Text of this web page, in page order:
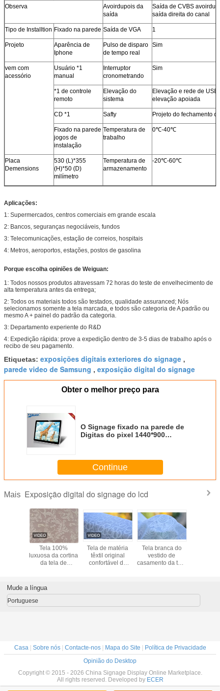
Observa
Avoirdupois da
saída
Saída de CVBS
saída direita do canal
Tipo de Installtion Fixado na parede Saída de VGA 1
Projeto
Aparência de
Iphone
Pulso de disparo
de tempo real
Sim
vem com
acessório
Usuário *1
manual
Interruptor
cronometrando
Sim
*1 de controle
remoto
Elevação do
sistema
Elevação e rede de USB
elevação apoiada
CD *1 Safty Projeto do fechamento
Fixado na parede
jogos de
instalação
Temperatura de
trabalho
0℃-40℃
Placa
Demensions
530 (L)*355
(H)*50 (D)
milímetro
Temperatura de
armazenamento
-20℃-60℃
Aplicações:
1: Supermercados, centros comerciais em grande escala
2: Bancos, seguranças negociáveis, fundos
3: Telecomunicações, estação de correios, hospitais
4: Metros, aeroportos, estações, postos de gasolina
Porque escolha opiniões de Weiguan:
1: Todos nossos produtos atravessam 72 horas do teste de envelhecimento de
alta temperatura antes da entrega;
2: Todos os materiais todos são testados, qualidade assuranced; Nós
selecionamos somente a tela marcada, e todos são categoria de A padrão ou
mesmo A + painel do padrão da categoria.
3: Departamento experiente do R&D
4: Expedição rápida: prove a expedição dentro de 3-5 dias de trabalho após o
recibo de seu pagamento.
Etiquetas: exposições digitais exteriores do signage ,
parede video de Samsung , exposição digital do signage
Obter o melhor preço para
O Signage fixado na parede de
Digitas do pixel 1440*900
Continue
Mais Exposição digital do signage do lcd
interior
Tela 100%
luxuosa da cortina
da tela de
algodão
Tela de matéria
têxtil original
confortável da
Tela branca do
vestido de
casamento da tela
Mude a língua
Portuguese
Casa| Sobre nós| Contacte-nos| Mapa do Site
Política de Privacidade
Opinião do Desktop
Copyright © 2015 - 2026 China Signage Display Online Marketplace.
All rights reserved. Developed by ECER